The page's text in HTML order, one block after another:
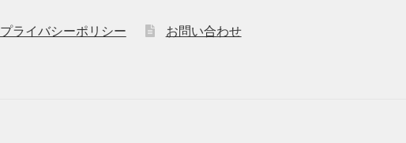
プライバシーポリシー お問い合わせ